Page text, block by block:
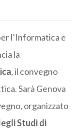
l’Informatica e
la
, il convegno
Sarà Genova
organizzato
Studi di